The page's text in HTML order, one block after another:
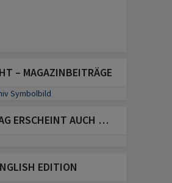
– MAGAZINBEITRÄGE
ERSCHEINT AUCH …
EDITION